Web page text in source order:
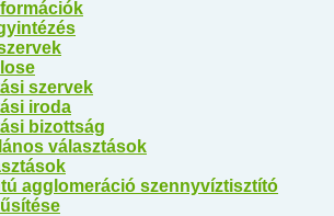
szervek
iroda
bizottság
választások
agglomeráció szennyvíztisztító